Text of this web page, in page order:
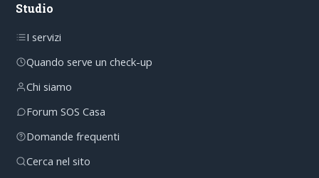
Studio
I servizi
Quando serve un check-up
Chi siamo
Forum SOS Casa
Domande frequenti
Cerca nel sito